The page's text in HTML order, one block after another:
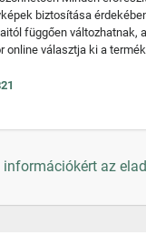
biztosítása
függően változhatnak,
online választja ki a
információkért az